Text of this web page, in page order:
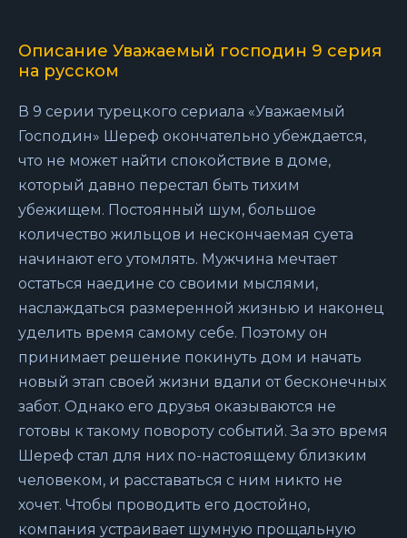
Описание Уважаемый господин 9 серия
на русском
В 9 серии турецкого сериала «Уважаемый
Господин» Шереф окончательно убеждается,
что не может найти спокойствие в доме,
который давно перестал быть тихим
убежищем. Постоянный шум, большое
количество жильцов и нескончаемая суета
начинают его утомлять. Мужчина мечтает
остаться наедине со своими мыслями,
наслаждаться размеренной жизнью и наконец
уделить время самому себе. Поэтому он
принимает решение покинуть дом и начать
новый этап своей жизни вдали от бесконечных
забот. Однако его друзья оказываются не
готовы к такому повороту событий. За это время
Шереф стал для них по-настоящему близким
человеком, и расставаться с ним никто не
хочет. Чтобы проводить его достойно,
компания устраивает шумную прощальную